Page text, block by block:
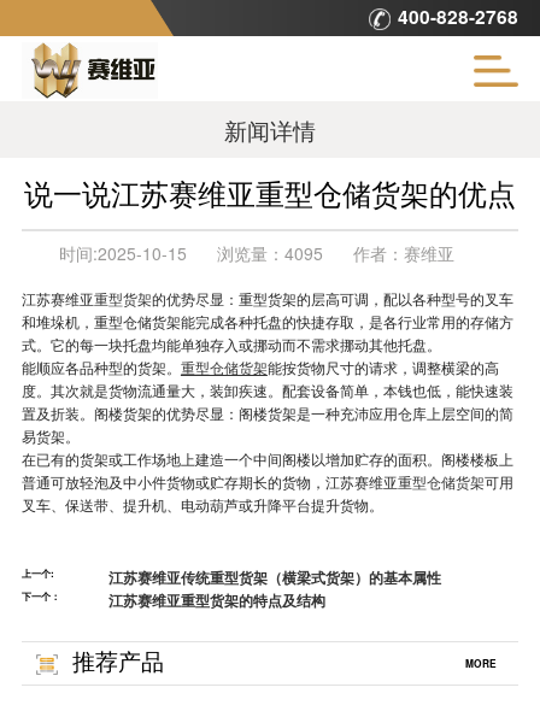
400-828-2768
新闻详情
说一说江苏赛维亚重型仓储货架的优点
时间:2025-10-15 浏览量： 4095 作者： 赛维亚
江苏赛维亚重型货架的优势尽显：重型货架的层高可调，配以各种型号的叉车
和堆垛机，重型仓储货架能完成各种托盘的快捷存取，是各行业常用的存储方
式。它的每一块托盘均能单独存入或挪动而不需求挪动其他托盘。
能顺应各品种型的货架。 重型仓储货架能按货物尺寸的请求，调整横梁的高
度。其次就是货物流通量大，装卸疾速。配套设备简单，本钱也低，能快速装
置及折装。阁楼货架的优势尽显：阁楼货架是一种充沛应用仓库上层空间的简
易货架。
在已有的货架或工作场地上建造一个中间阁楼以增加贮存的面积。阁楼楼板上
普通可放轻泡及中小件货物或贮存期长的货物，江苏赛维亚重型仓储货架可用
叉车、保送带、提升机、电动葫芦或升降平台提升货物。
上一个: 江苏赛维亚传统重型货架（横梁式货架）的基本属性
下一个： 江苏赛维亚重型货架的特点及结构
推荐产品 MORE